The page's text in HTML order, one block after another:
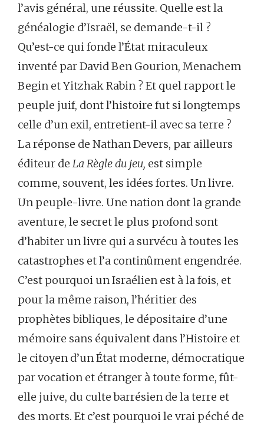
l’avis général, une réussite. Quelle est la
généalogie d’Israël, se demande-t-il ?
Qu’est-ce qui fonde l’État miraculeux
inventé par David Ben Gourion, Menachem
Begin et Yitzhak Rabin ? Et quel rapport le
peuple juif, dont l’histoire fut si longtemps
celle d’un exil, entretient-il avec sa terre ?
La réponse de Nathan Devers, par ailleurs
éditeur de La Règle du jeu, est simple
comme, souvent, les idées fortes. Un livre.
Un peuple-livre. Une nation dont la grande
aventure, le secret le plus profond sont
d’habiter un livre qui a survécu à toutes les
catastrophes et l’a continûment engendrée.
C’est pourquoi un Israélien est à la fois, et
pour la même raison, l’héritier des
prophètes bibliques, le dépositaire d’une
mémoire sans équivalent dans l’Histoire et
le citoyen d’un État moderne, démocratique
par vocation et étranger à toute forme, fût-
elle juive, du culte barrésien de la terre et
des morts. Et c’est pourquoi le vrai péché de